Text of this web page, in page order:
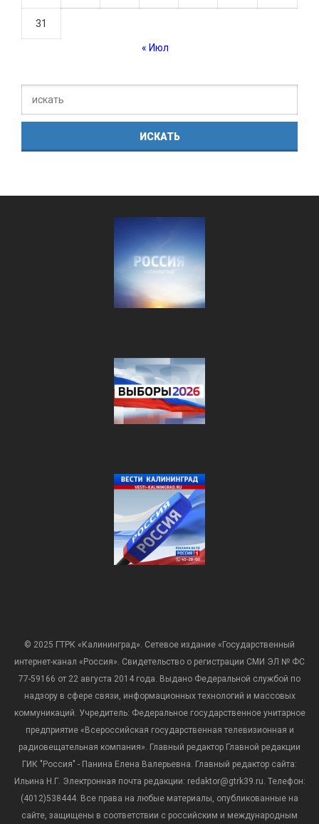
31
« Июл
© 2025 ГТРК «Калининград». Сетевое издание «Государственный
интернет-канал «Россия». Свидетельство о регистрации СМИ ЭЛ № ФС
77-59166 от 22 августа 2014 года. Выдано Федеральной службой по
надзору в сфере связи, информационных технологий и массовых
коммуникаций. Учредитель: Федеральное государственное унитарное
предприятие «Всероссийская государственная телевизионная и
радиовещательная компания». Главный редактор Главной редакции
ГИК "Россия" - Панина Елена Валерьевна. Главный редактор сайта:
Ильина Н.Г. Электронная почта редакции: redaktor@gtrk39.ru. Телефон:
(4012)538444. Все права на любые материалы, опубликованные на
сайте, защищены в соответствии с российским и международным